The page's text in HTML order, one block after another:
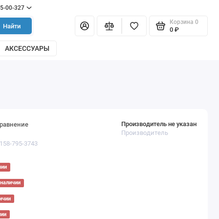
00-327
Найти
Корзина 0
0 ₽
АКСЕССУАРЫ
795-3743
Производитель не указан
Производитель